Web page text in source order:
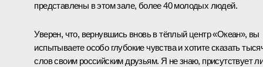
представлены в этом зале, более 40 молодых людей.
Уверен, что, вернувшись вновь в тёплый центр «Океан», вы
испытываете особо глубокие чувства и хотите сказать
слов своим российским друзьям. Я не знаю, присутствует